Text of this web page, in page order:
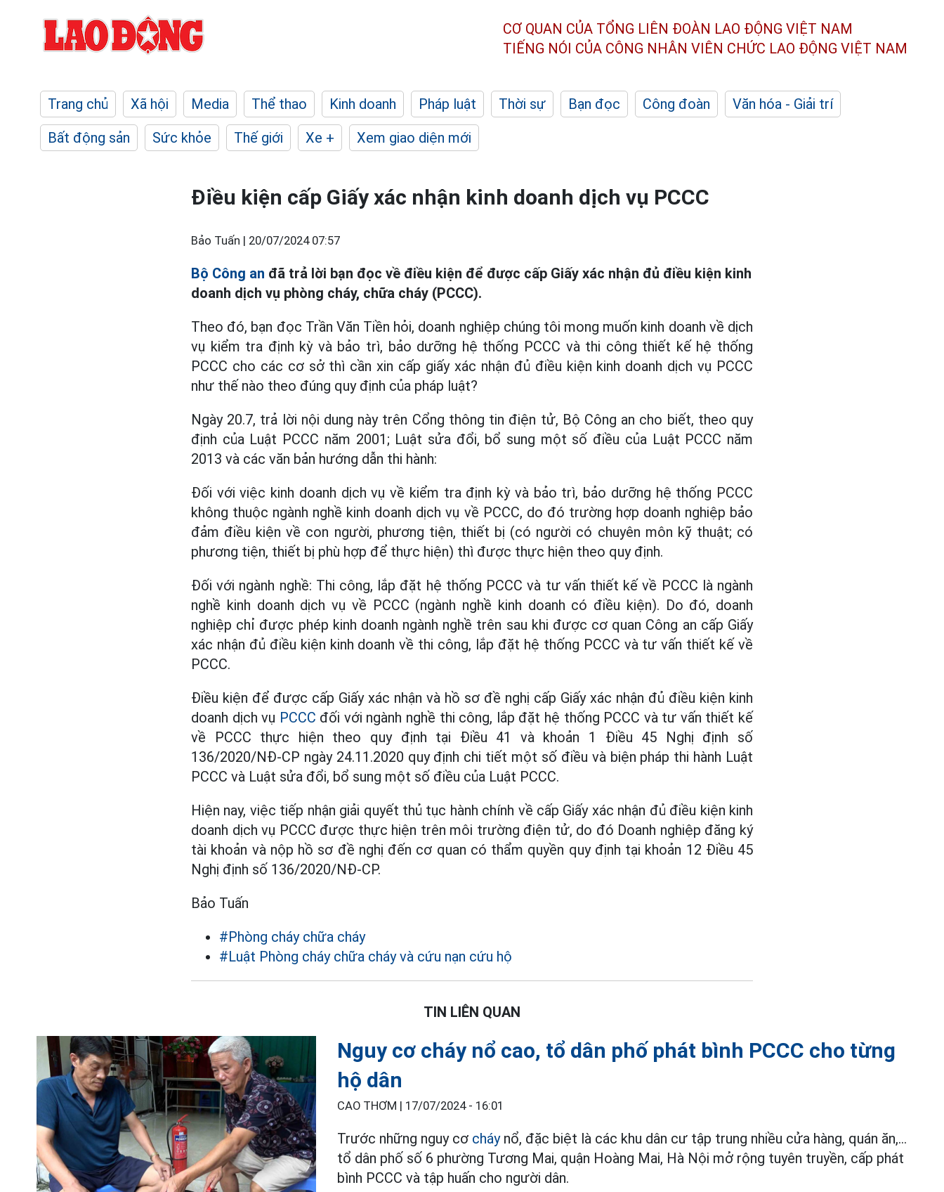
CƠ QUAN CỦA TỔNG LIÊN ĐOÀN LAO ĐỘNG VIỆT NAM
TIẾNG NÓI CỦA CÔNG NHÂN VIÊN CHỨC LAO ĐỘNG VIỆT NAM
Trang chủ Xã hội Media Thể thao Kinh doanh Pháp luật Thời sự Bạn đọc Công đoàn
Văn hóa - Giải trí
Bất động sản
Sức khỏe Thế giới Xe + Xem giao diện mới
Điều kiện cấp Giấy xác nhận kinh doanh dịch vụ PCCC
Bảo Tuấn | 20/07/2024 07:57
Bộ Công an đã trả lời bạn đọc về điều kiện để được cấp Giấy xác nhận đủ điều kiện kinh
doanh dịch vụ phòng cháy, chữa cháy (PCCC).
Theo đó, bạn đọc Trần Văn Tiền hỏi, doanh nghiệp chúng tôi mong muốn kinh doanh về dịch
vụ kiểm tra định kỳ và bảo trì, bảo dưỡng hệ thống PCCC và thi công thiết kế hệ thống
PCCC cho các cơ sở thì cần xin cấp giấy xác nhận đủ điều kiện kinh doanh dịch vụ PCCC
như thế nào theo đúng quy định của pháp luật?
Ngày 20.7, trả lời nội dung này trên Cổng thông tin điện tử, Bộ Công an cho biết, theo quy
định của Luật PCCC năm 2001; Luật sửa đổi, bổ sung một số điều của Luật PCCC năm
2013 và các văn bản hướng dẫn thi hành:
Đối với việc kinh doanh dịch vụ về kiểm tra định kỳ và bảo trì, bảo dưỡng hệ thống PCCC
không thuộc ngành nghề kinh doanh dịch vụ về PCCC, do đó trường hợp doanh nghiệp bảo
đảm điều kiện về con người, phương tiện, thiết bị (có người có chuyên môn kỹ thuật; có
phương tiện, thiết bị phù hợp để thực hiện) thì được thực hiện theo quy định.
Đối với ngành nghề: Thi công, lắp đặt hệ thống PCCC và tư vấn thiết kế về PCCC là ngành
nghề kinh doanh dịch vụ về PCCC (ngành nghề kinh doanh có điều kiện). Do đó, doanh
nghiệp chỉ được phép kinh doanh ngành nghề trên sau khi được cơ quan Công an cấp Giấy
xác nhận đủ điều kiện kinh doanh về thi công, lắp đặt hệ thống PCCC và tư vấn thiết kế về
PCCC.
Điều kiện để được cấp Giấy xác nhận và hồ sơ đề nghị cấp Giấy xác nhận đủ điều kiện kinh
doanh dịch vụ PCCC đối với ngành nghề thi công, lắp đặt hệ thống PCCC và tư vấn thiết kế
về PCCC thực hiện theo quy định tại Điều 41 và khoản 1 Điều 45 Nghị định số
136/2020/NĐ-CP ngày 24.11.2020 quy định chi tiết một số điều và biện pháp thi hành Luật
PCCC và Luật sửa đổi, bổ sung một số điều của Luật PCCC.
Hiện nay, việc tiếp nhận giải quyết thủ tục hành chính về cấp Giấy xác nhận đủ điều kiện kinh
doanh dịch vụ PCCC được thực hiện trên môi trường điện tử, do đó Doanh nghiệp đăng ký
tài khoản và nộp hồ sơ đề nghị đến cơ quan có thẩm quyền quy định tại khoản 12 Điều 45
Nghị định số 136/2020/NĐ-CP.
Bảo Tuấn
#Phòng cháy chữa cháy
#Luật Phòng cháy chữa cháy và cứu nạn cứu hộ
TIN LIÊN QUAN
Nguy cơ cháy nổ cao, tổ dân phố phát bình PCCC cho từng
hộ dân
CAO THƠM | 17/07/2024 - 16:01
Trước những nguy cơ cháynổ, đặc biệt là các khu dân cư tập trung nhiều cửa hàng, quán ăn,...
tổ dân phố số 6 phường Tương Mai, quận Hoàng Mai, Hà Nội mở rộng tuyên truyền, cấp phát
bình PCCC và tập huấn cho người dân.